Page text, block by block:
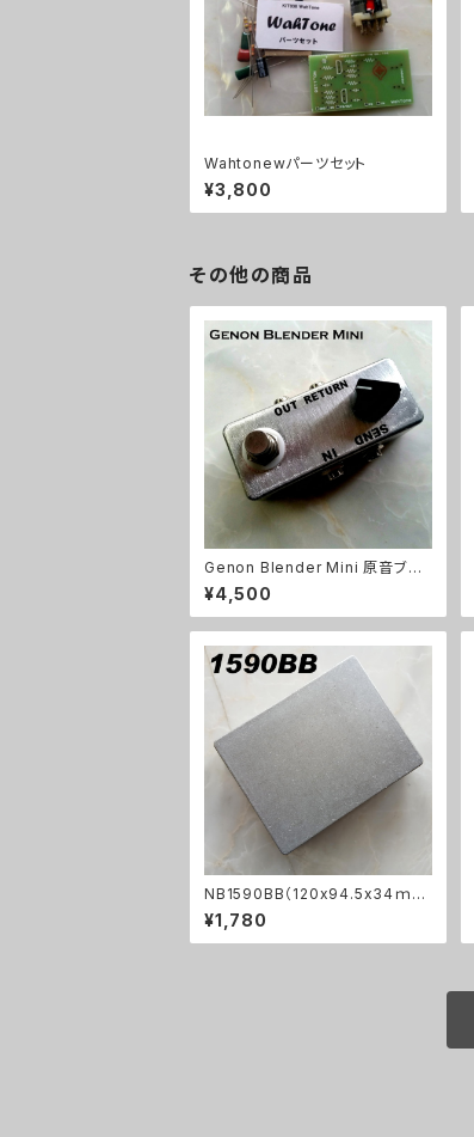
Wahtonewパーツセット
¥3,800
その他の商品
Genon Blender Mini 原音ブレ
ンドキット【BASIC KIT】
¥4,500
NB1590BB（120x94.5x34ｍ
ｍ）アルミダイキャストケース
¥1,780